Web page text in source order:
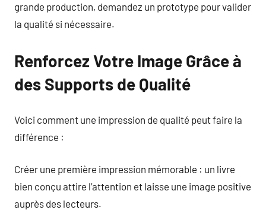
grande production, demandez un prototype pour valider
la qualité si nécessaire.
Renforcez Votre Image Grâce à
des Supports de Qualité
Voici comment une impression de qualité peut faire la
différence :
Créer une première impression mémorable : un livre
bien conçu attire l’attention et laisse une image positive
auprès des lecteurs.